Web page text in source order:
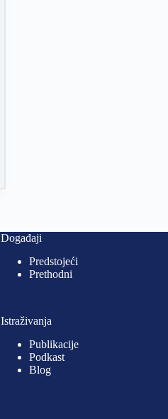
Događaji
Predstojeći
Prethodni
Istraživanja
Publikacije
Podkast
Blog